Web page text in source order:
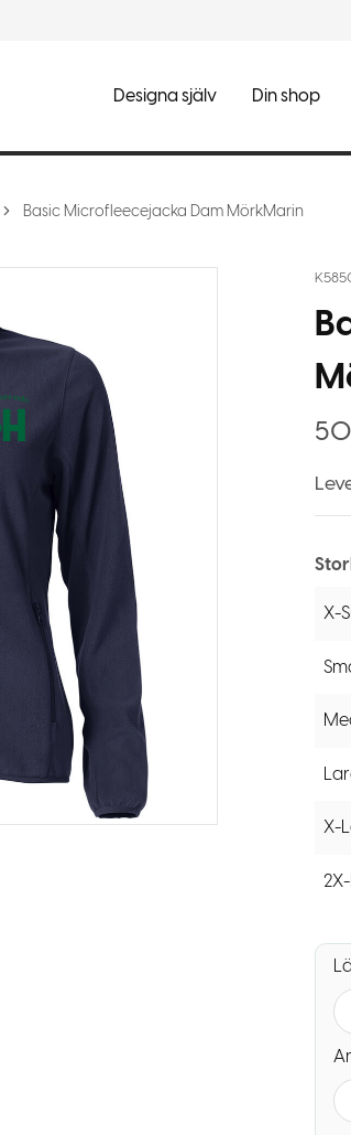
Designa själv Din shop
Basic Microfleecejacka Dam MörkMarin
X-
X-